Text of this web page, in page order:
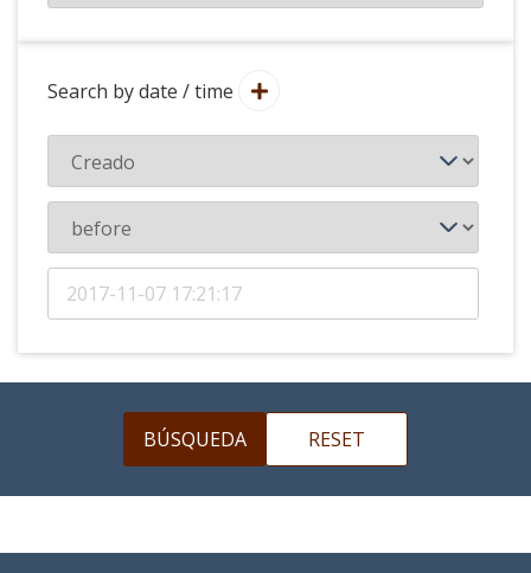
Search by date / time